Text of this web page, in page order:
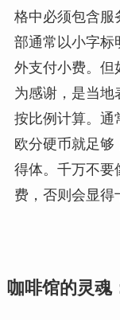
格中必须包含服
部通常以小字标
外支付小费。但
为感谢，是当地
按比例计算。通
欧分硬币就足够
得体。千万不要
费，否则会显得
咖啡馆的灵魂